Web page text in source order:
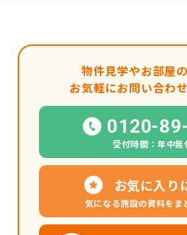
物件見学やお部屋
お気軽にお問い合わ
0120-
受付時間：年中無
お気に入り
気になる施設の資料をま